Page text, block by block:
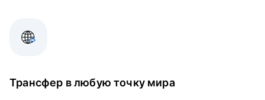
Трансфер в любую точку мира